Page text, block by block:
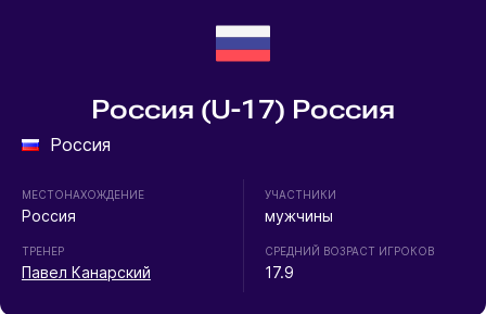
Россия (U-17) Россия
Россия
МЕСТОНАХОЖДЕНИЕ
Россия
ТРЕНЕР
Павел Канарский
УЧАСТНИКИ
мужчины
СРЕДНИЙ ВОЗРАСТ ИГРОКОВ
17.9